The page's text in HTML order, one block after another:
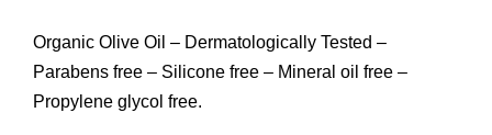
Organic Olive Oil – Dermatologically Tested –
Parabens free – Silicone free – Mineral oil free –
Propylene glycol free.